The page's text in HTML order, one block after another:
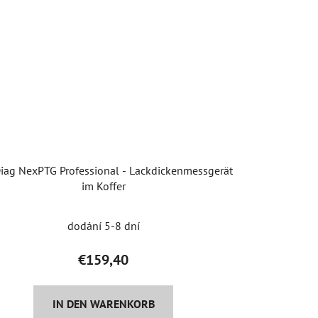
NexPTG Professional - Lackdickenmessgerät
im Koffer
dodání 5-8 dní
€159,40
IN DEN WARENKORB